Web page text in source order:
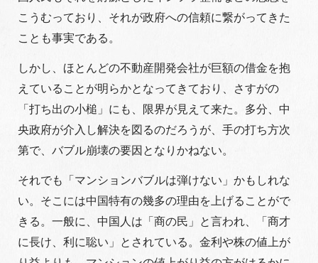
こうむっており、それが政府への信頼に繋がってきた
ことも事実である。
しかし、ほとんどの不動産開発会社が巨額の借金を抱
えていることが明らかとなってきており、さすがの
「打ち出の小槌」にも、限界が見えて来た。多分、中
央政府が介入し解決を図るのだろうが、手の打ち方次
第で、バブル崩壊の要因となりかねない。
それでも「マンションバブルは弾けない」かもしれな
い。そこには中国特有の幾多の理由を上げることがで
きる。一般に、中国人は「商の民」と言われ、「商才
に長け、利に聡い」とされている。金利や株の値上が